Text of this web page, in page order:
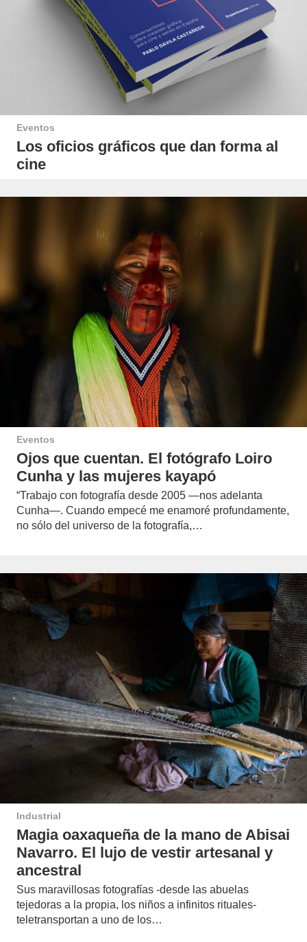
Eventos
Los oficios gráficos que dan forma al
cine
Eventos
Ojos que cuentan. El fotógrafo Loiro
Cunha y las mujeres kayapó
“Trabajo con fotografía desde 2005 —nos adelanta
Cunha—. Cuando empecé me enamoré profundamente,
no sólo del universo de la fotografía,…
Industrial
Magia oaxaqueña de la mano de Abisai
Navarro. El lujo de vestir artesanal y
ancestral
Sus maravillosas fotografías -desde las abuelas
tejedoras a la propia, los niños a infinitos rituales-
teletransportan a uno de los…